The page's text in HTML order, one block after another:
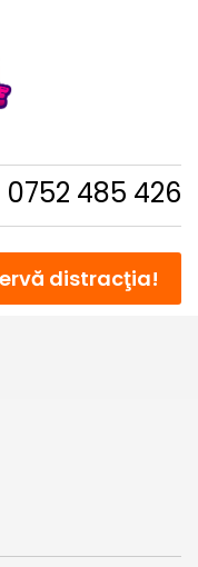
0752 485 426
distracţia!